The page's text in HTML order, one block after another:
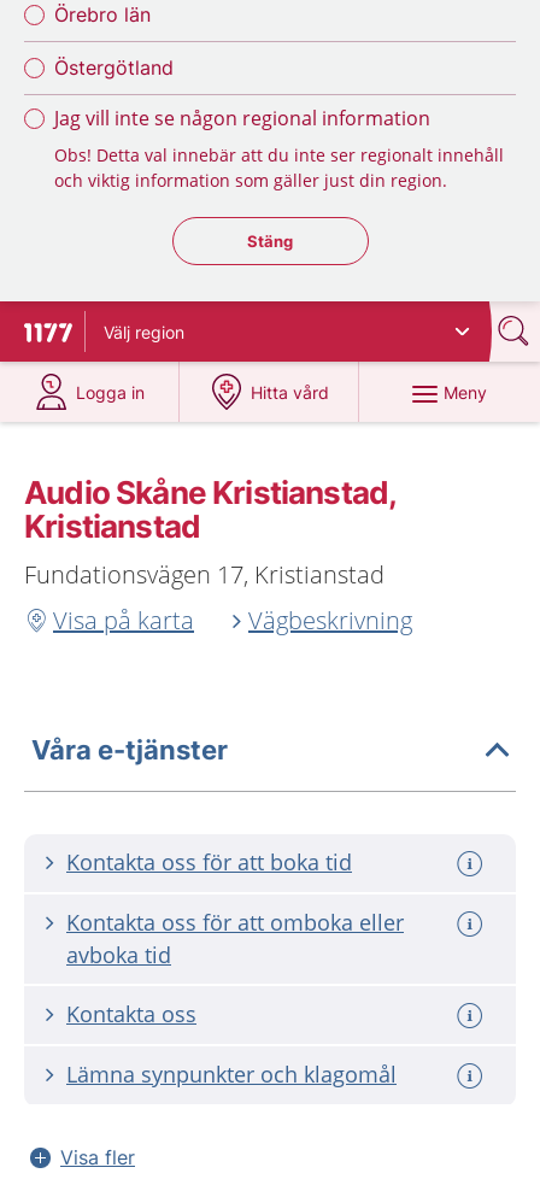
Örebro län
Östergötland
Jag vill inte se någon regional information
Obs! Detta val innebär att du inte ser regionalt innehåll
och viktig information som gäller just din region.
Stäng regionsväljaren
Stäng
Till startsidan för 1177
Välj region
Logga in
på 1177.se
Hitta vård
på 1177.se
Meny
Audio Skåne Kristianstad,
Kristianstad
Fundationsvägen 17, Kristianstad
Visa på karta
Vägbeskrivning
Våra e-tjänster
Kontakta oss för att boka tid
Kontakta oss för att omboka eller
avboka tid
Kontakta oss
Lämna synpunkter och klagomål
Visa fler